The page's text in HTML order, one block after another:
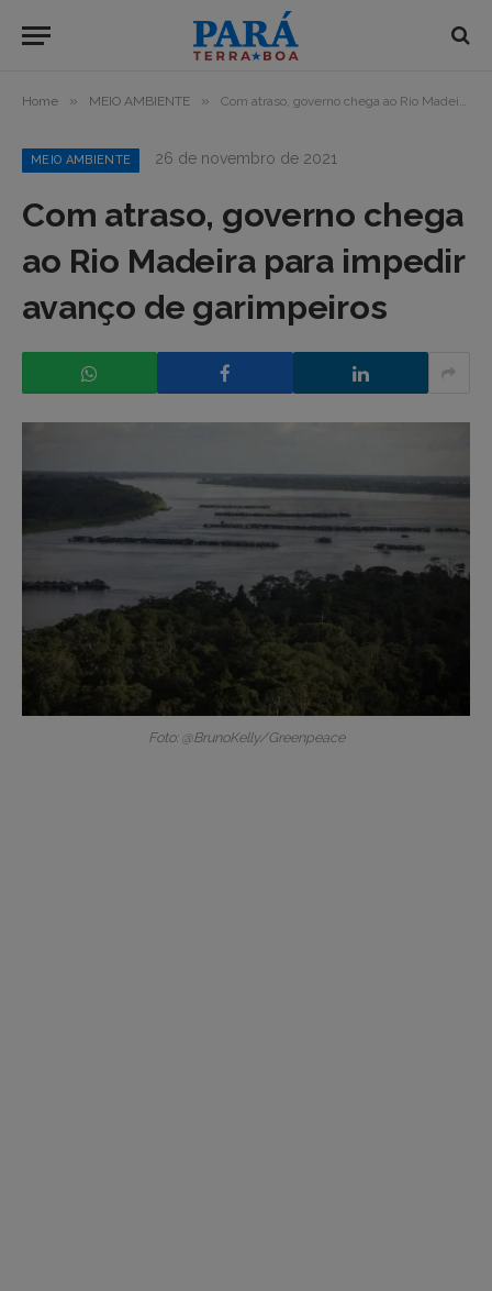
Home » MEIO AMBIENTE » Com atraso, governo chega ao Rio Madeira para impedir avanço de garimpeiros
MEIO AMBIENTE 26 de novembro de 2021
Com atraso, governo chega
ao Rio Madeira para impedir
avanço de garimpeiros
Foto: @BrunoKelly/Greenpeace